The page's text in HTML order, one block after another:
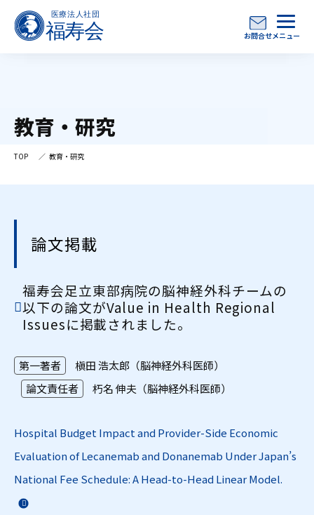
お問合せメニュー
教育・研究
TOP 教育・研究
論文掲載
福寿会足立東部病院の脳神経外科チームの
以下の論文がValue in Health Regional
Issuesに掲載されました。
第一著者
槇田 浩太郎（脳神経外科医師）
論文責任者
朽名 伸夫（脳神経外科医師）
Hospital Budget Impact and Provider-Side Economic
Evaluation of Lecanemab and Donanemab Under Japan’s
National Fee Schedule: A Head-to-Head Linear Model.